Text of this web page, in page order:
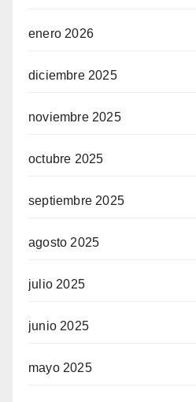
enero 2026
diciembre 2025
noviembre 2025
octubre 2025
septiembre 2025
agosto 2025
julio 2025
junio 2025
mayo 2025